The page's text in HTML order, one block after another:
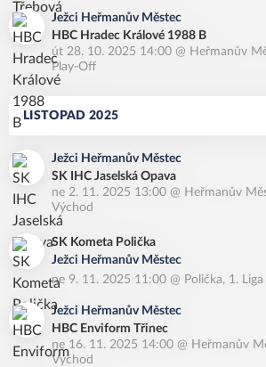
Ježci Heřmanův Městec
HBC Hradec Králové 1988 B
út 28. 10. 2025 14:00 @ Heřmanův
Play-Off
LISTOPAD 2025
Ježci Heřmanův Městec
SK IHC Jaselská Opava
ne 2. 11. 2025 13:00 @ Heřmanův
Východ
SK Kometa Polička
Ježci Heřmanův Městec
ne 9. 11. 2025 11:00 @ Polička, 1.
Ježci Heřmanův Městec
HBC Enviform Třinec
ne 16. 11. 2025 14:00 @ Heřmanův
Východ